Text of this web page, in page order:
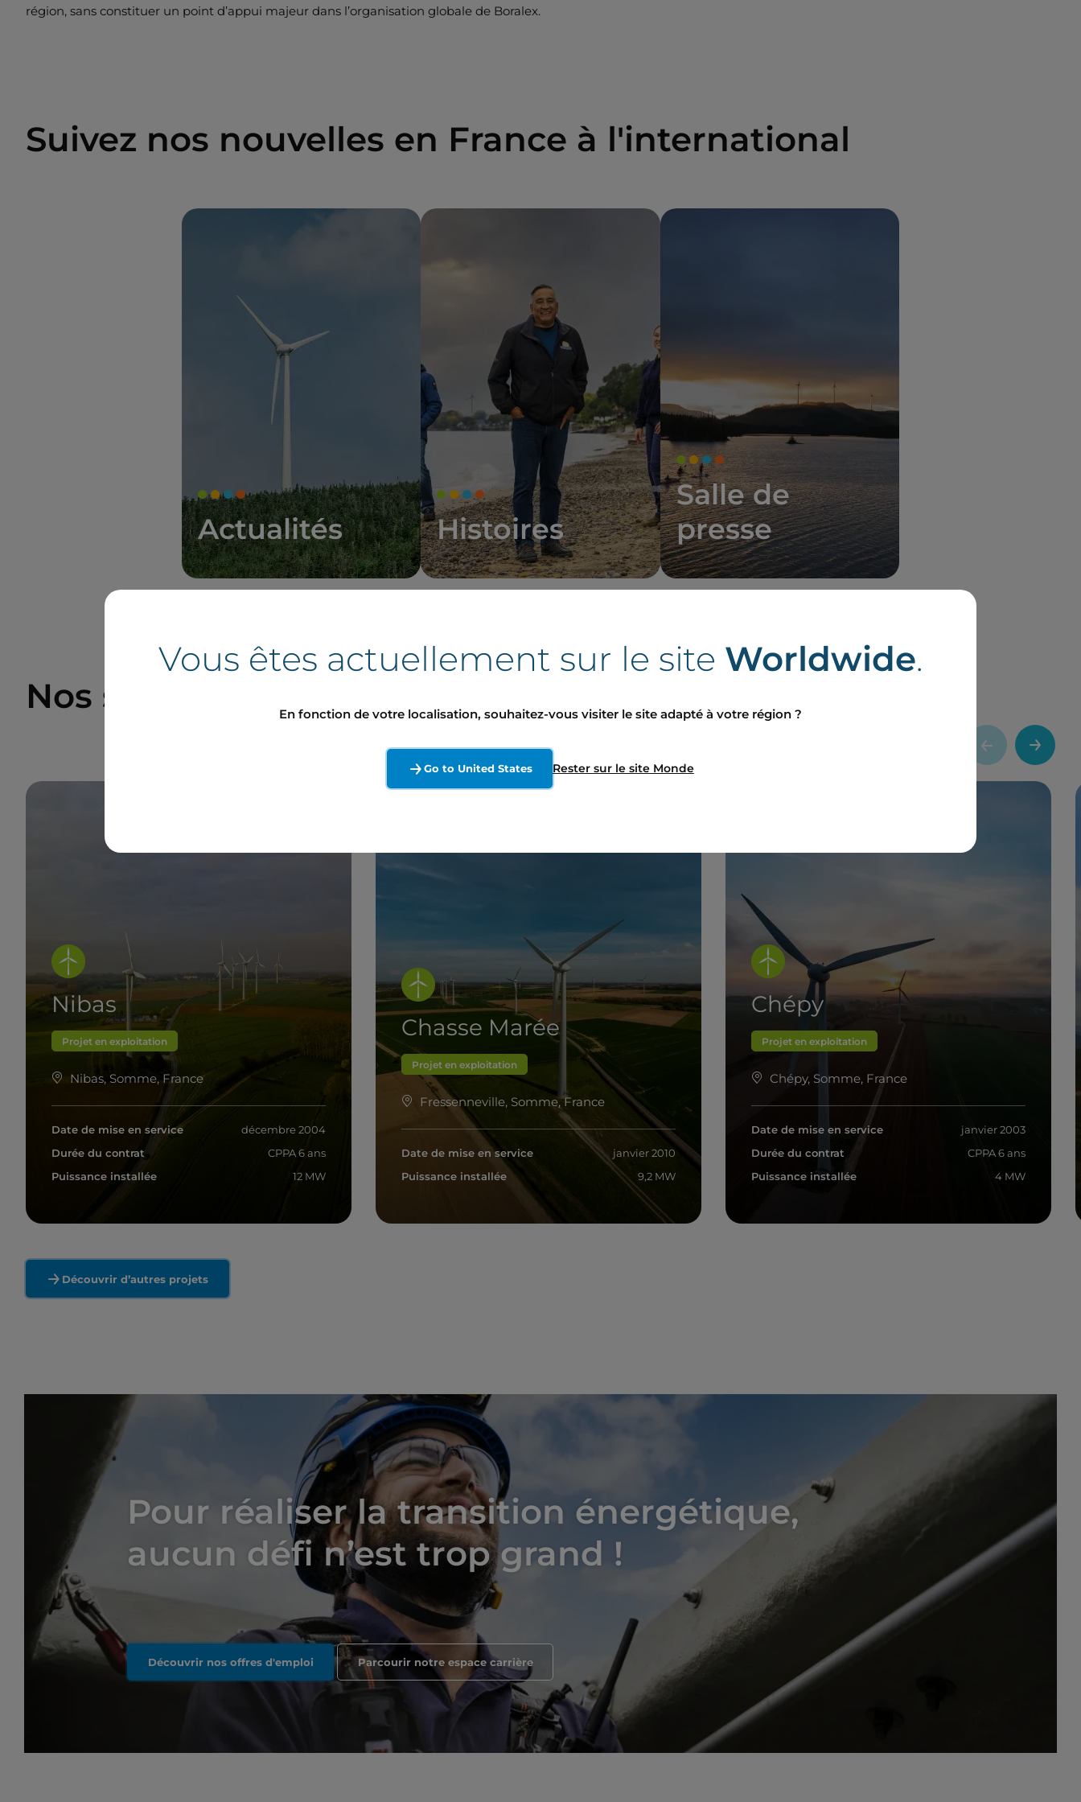
région, sans constituer un point d’appui majeur dans l’organisation globale de Boralex.
Suivez nos nouvelles en France à l'international
Actualités Histoires
Salle de
presse
Nos sites et projets en France
Nibas
Projet en exploitation
Nibas, Somme, France
Date de mise en service
décembre 2004
Durée du contrat
CPPA 6 ans
Puissance installée
12 MW
Chasse Marée
Projet en exploitation
Fressenneville, Somme, France
Date de mise en service
janvier 2010
Puissance installée
9,2 MW
Chépy
Projet en exploitation
Chépy, Somme, France
Date de mise en service
janvier 2003
Durée du contrat
CPPA 6 ans
Puissance installée
4 MW
Découvrir d’autres projets
Pour réaliser la transition énergétique,
aucun défi n’est trop grand !
Découvrir nos offres d'emploi Parcourir notre espace carrière
Vous êtes actuellement sur le site Worldwide.
En fonction de votre localisation, souhaitez-vous visiter le site adapté à votre région ?
Go to United States Rester sur le site Monde